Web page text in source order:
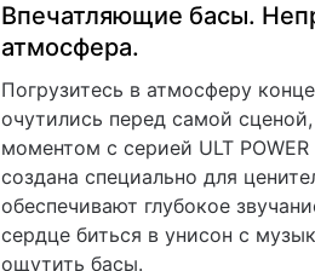
Впечатляющие басы.
атмосфера.
Погрузитесь в атмосферу
очутились перед самой
моментом с серией ULT
создана специально для
обеспечивают глубокое
сердце биться в унисон с
ощутить басы.